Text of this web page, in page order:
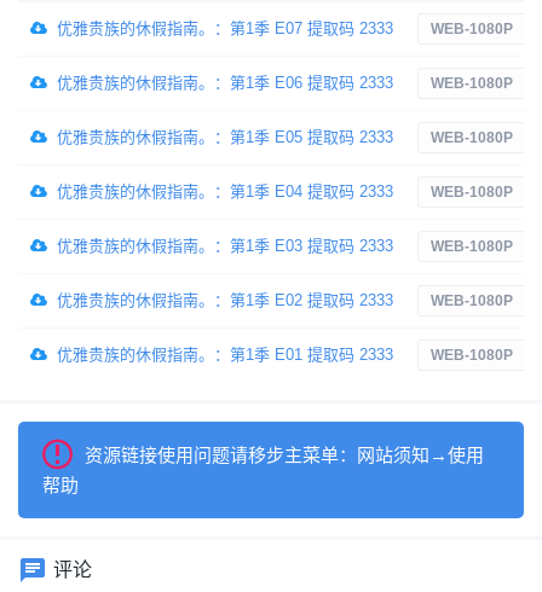
优雅贵族的休假指南。：第1季 E07 提取码 2333 WEB-1080P
优雅贵族的休假指南。：第1季 E06 提取码 2333 WEB-1080P
优雅贵族的休假指南。：第1季 E05 提取码 2333 WEB-1080P
优雅贵族的休假指南。：第1季 E04 提取码 2333 WEB-1080P
优雅贵族的休假指南。：第1季 E03 提取码 2333 WEB-1080P
优雅贵族的休假指南。：第1季 E02 提取码 2333 WEB-1080P
优雅贵族的休假指南。：第1季 E01 提取码 2333 WEB-1080P
资源链接使用问题请移步主菜单：网站须知→使用
帮助
评论